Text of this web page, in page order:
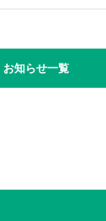
お知らせ一覧